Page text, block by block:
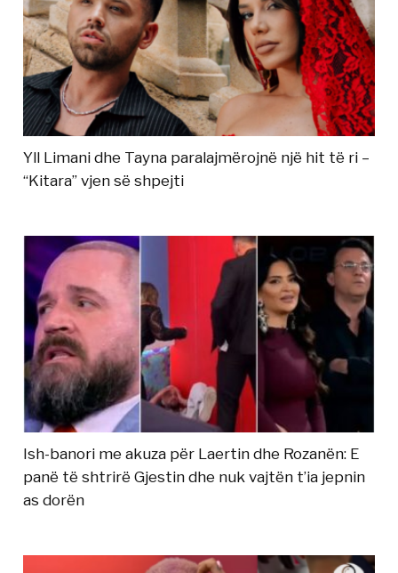
Yll Limani dhe Tayna paralajmërojnë një hit të ri –
“Kitara” vjen së shpejti
Ish-banori me akuza për Laertin dhe Rozanën: E
panë të shtrirë Gjestin dhe nuk vajtën t’ia jepnin
as dorën